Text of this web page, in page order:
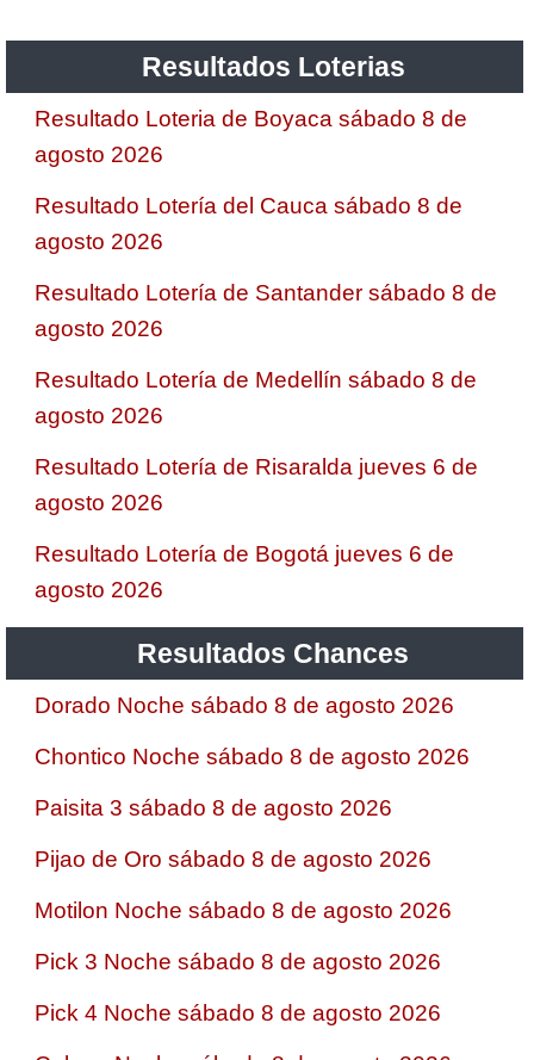
Resultados Loterias
Resultado Loteria de Boyaca sábado 8 de
agosto 2026
Resultado Lotería del Cauca sábado 8 de
agosto 2026
Resultado Lotería de Santander sábado 8 de
agosto 2026
Resultado Lotería de Medellín sábado 8 de
agosto 2026
Resultado Lotería de Risaralda jueves 6 de
agosto 2026
Resultado Lotería de Bogotá jueves 6 de
agosto 2026
Resultados Chances
Dorado Noche sábado 8 de agosto 2026
Chontico Noche sábado 8 de agosto 2026
Paisita 3 sábado 8 de agosto 2026
Pijao de Oro sábado 8 de agosto 2026
Motilon Noche sábado 8 de agosto 2026
Pick 3 Noche sábado 8 de agosto 2026
Pick 4 Noche sábado 8 de agosto 2026